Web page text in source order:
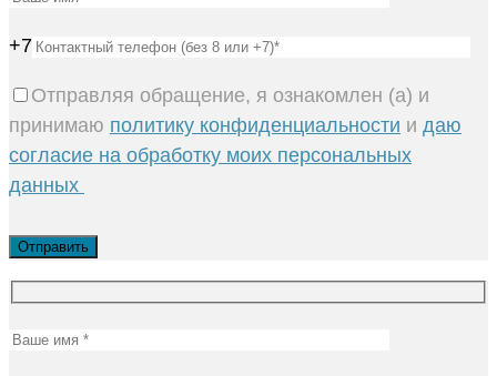
+7
Отправляя обращение, я ознакомлен (а) и
принимаю политику конфиденциальности и даю
согласие на обработку моих персональных
данных